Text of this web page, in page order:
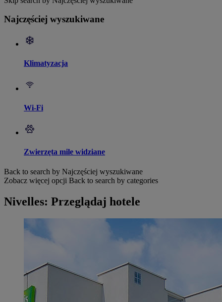
Najczęściej wyszukiwane
Klimatyzacja
Wi-Fi
Zwierzęta mile widziane
Back to search by Najczęściej wyszukiwane
Zobacz więcej opcji Back to search by categories
Nivelles: Przeglądaj hotele